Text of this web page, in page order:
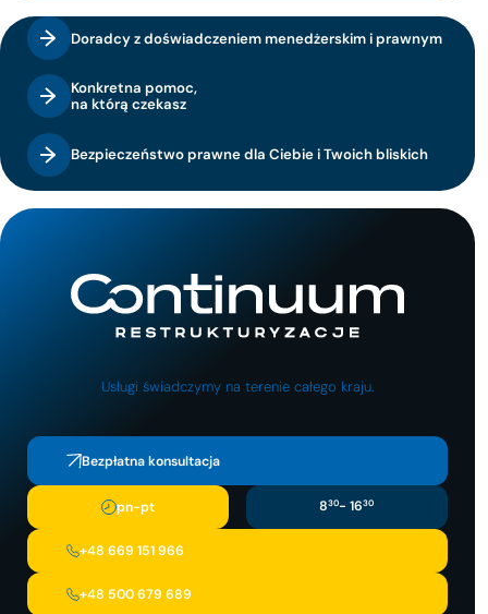
Doradcy z doświadczeniem menedżerskim i prawnym
Konkretna pomoc,
na którą czekasz
Bezpieczeństwo prawne dla Ciebie i Twoich bliskich
Usługi świadczymy na terenie całego kraju.
Bezpłatna konsultacja
pn-pt 830- 1630
+48 669 151 966
+48 500 679 689